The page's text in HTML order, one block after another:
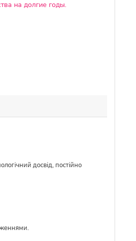
на долгие годы.
досвід, постійно